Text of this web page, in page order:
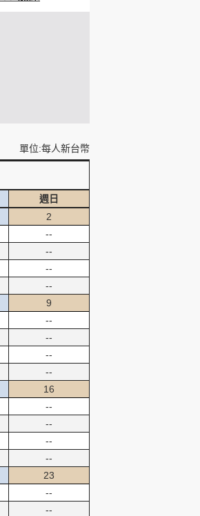
單位:每人新台幣
週日
2
--
--
--
--
9
--
--
--
--
16
--
--
--
--
23
--
--